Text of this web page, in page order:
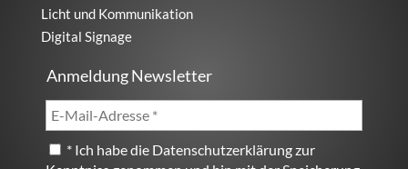
Licht und Kommunikation
Digital Signage
Anmeldung Newsletter
* Ich habe die Datenschutzerklärungzur